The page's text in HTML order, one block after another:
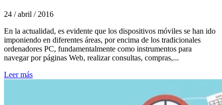
24 / abril / 2016
En la actualidad, es evidente que los dispositivos móviles se han ido
imponiendo en diferentes áreas, por encima de los tradicionales
ordenadores PC, fundamentalmente como instrumentos para
navegar por páginas Web, realizar consultas, compras,...
Leer más